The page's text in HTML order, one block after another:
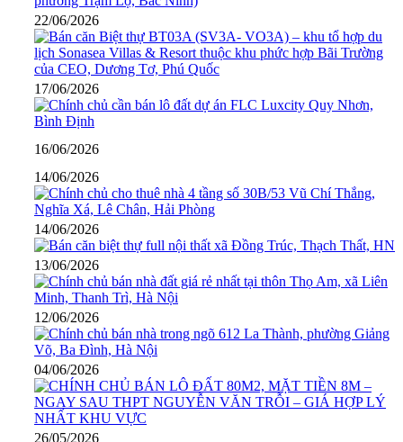
22/06/2026
17/06/2026
16/06/2026
14/06/2026
14/06/2026
13/06/2026
12/06/2026
04/06/2026
26/05/2026